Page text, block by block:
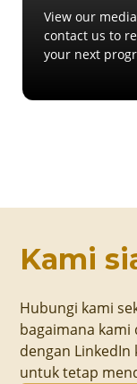
View our
contact us to
your next
Kami
Hubungi kami
bagaimana
dengan
untuk tetap